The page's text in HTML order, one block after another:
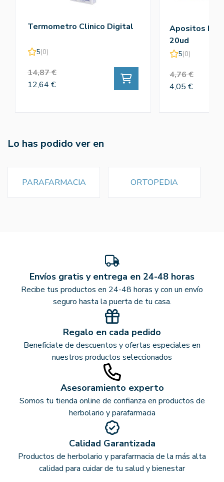
Termometro Clinico Digital
5(0)
14,87 €
12,64 €
Apositos
20ud
5(0)
4,76 €
4,05 €
Lo has podido ver en
PARAFARMACIA ORTOPEDIA
Envíos gratis y entrega en 24-48 horas
Recibe tus productos en 24-48 horas y con un envío
seguro hasta la puerta de tu casa.
Regalo en cada pedido
Benefíciate de descuentos y ofertas especiales en
nuestros productos seleccionados
Asesoramiento experto
Somos tu tienda online de confianza en productos de
herbolario y parafarmacia
Calidad Garantizada
Productos de herbolario y parafarmacia de la más alta
calidad para cuidar de tu salud y bienestar